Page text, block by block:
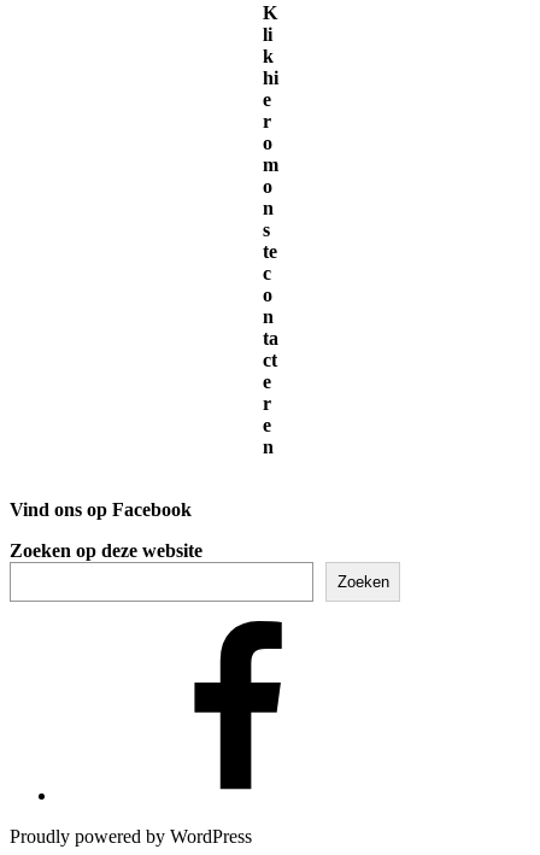
K
li
k
hi
e
r
o
m
o
n
s
te
c
o
n
ta
ct
e
r
e
n
Vind ons op Facebook
Zoeken op deze website
Zoeken
Proudly powered by WordPress